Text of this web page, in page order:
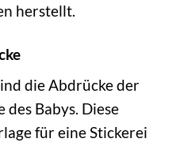
herstellt.
die Abdrücke der
Babys. Diese
für eine Stickerei